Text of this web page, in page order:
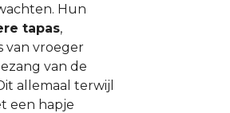
Hun
tapas,
van vroeger
van de
allemaal terwijl
een hapje